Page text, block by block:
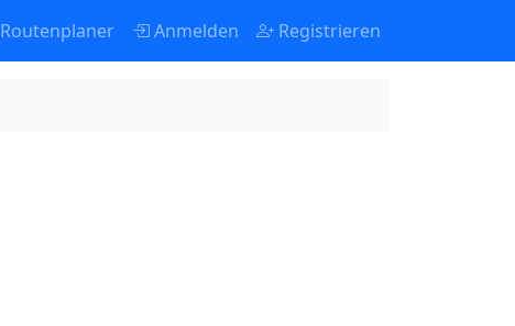
Routenplaner Anmelden Registrieren